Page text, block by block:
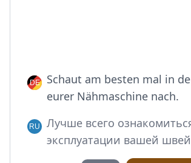
Schaut am besten mal in
eurer Nähmaschine nach.
Лучше всего
эксплуатации вашей